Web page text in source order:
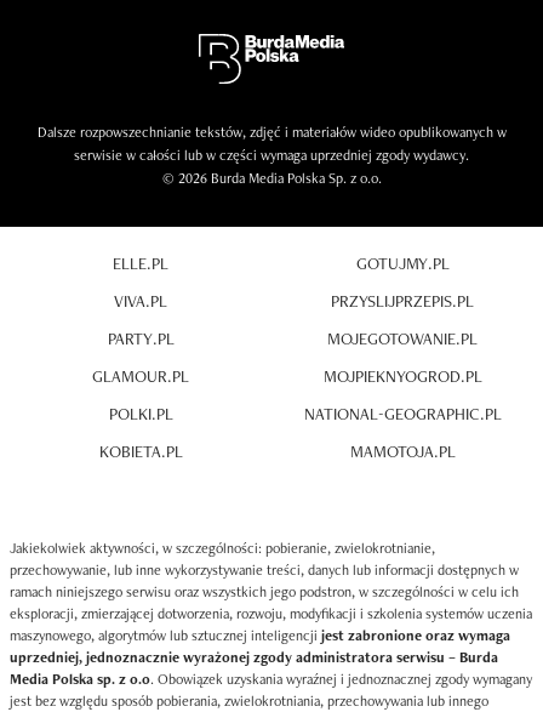
Dalsze rozpowszechnianie tekstów, zdjęć i materiałów wideo opublikowanych w
serwisie w całości lub w części wymaga uprzedniej zgody wydawcy.
© 2026 Burda Media Polska Sp. z o.o.
ELLE.PL
VIVA.PL
PARTY.PL
GLAMOUR.PL
POLKI.PL
KOBIETA.PL
GOTUJMY.PL
PRZYSLIJPRZEPIS.PL
MOJEGOTOWANIE.PL
MOJPIEKNYOGROD.PL
NATIONAL-GEOGRAPHIC.PL
MAMOTOJA.PL
Jakiekolwiek aktywności, w szczególności: pobieranie, zwielokrotnianie,
przechowywanie, lub inne wykorzystywanie treści, danych lub informacji dostępnych w
ramach niniejszego serwisu oraz wszystkich jego podstron, w szczególności w celu ich
eksploracji, zmierzającej dotworzenia, rozwoju, modyfikacji i szkolenia systemów uczenia
maszynowego, algorytmów lub sztucznej inteligencji jest zabronione oraz wymaga
uprzedniej, jednoznacznie wyrażonej zgody administratora serwisu – Burda
Media Polska sp. z o.o. Obowiązek uzyskania wyraźnej i jednoznacznej zgody wymagany
jest bez względu sposób pobierania, zwielokrotniania, przechowywania lub innego